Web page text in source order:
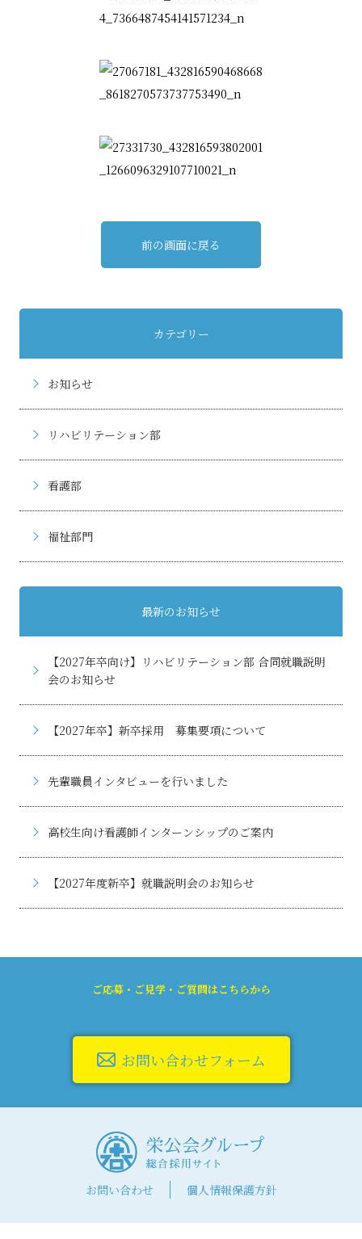
前の画面に戻る
カテゴリー
お知らせ
リハビリテーション部
看護部
福祉部門
最新のお知らせ
【2027年卒向け】リハビリテーション部 合同就職説明
会のお知らせ
【2027年卒】新卒採用 募集要項について
先輩職員インタビューを行いました
高校生向け看護師インターンシップのご案内
【2027年度新卒】就職説明会のお知らせ
ご応募・ご見学・ご質問はこちらから
お問い合わせフォーム
お問い合わせ 個人情報保護方針